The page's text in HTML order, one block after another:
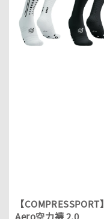
【COMPRESSPORT】